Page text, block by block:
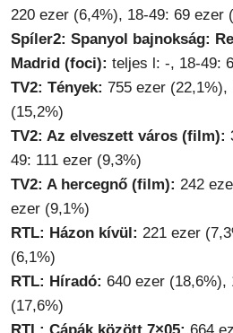
220 ezer (6,4%), 18-49: 69 ezer
Spíler2: Spanyol bajnokság:
Madrid (foci): teljes l: -, 18-49:
TV2: Tények: 755 ezer (22,1%),
(15,2%)
TV2: Az elveszett város (film):
49: 111 ezer (9,3%)
TV2: A hercegnő (film): 242
ezer (9,1%)
RTL: Házon kívül: 221 ezer
(6,1%)
RTL: Híradó: 640 ezer (18,6%),
(17,6%)